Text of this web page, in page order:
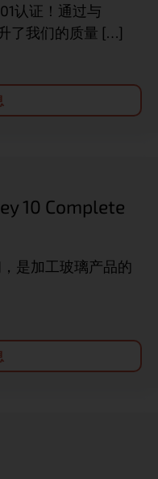
认证！通过与
了我们的质量 […]
10 Complete
是加工玻璃产品的